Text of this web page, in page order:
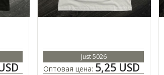
Just 5026
Оптовая цена: 5,25 USD